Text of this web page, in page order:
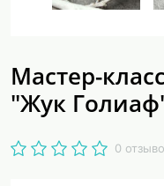
Мастер-
"Жук
0